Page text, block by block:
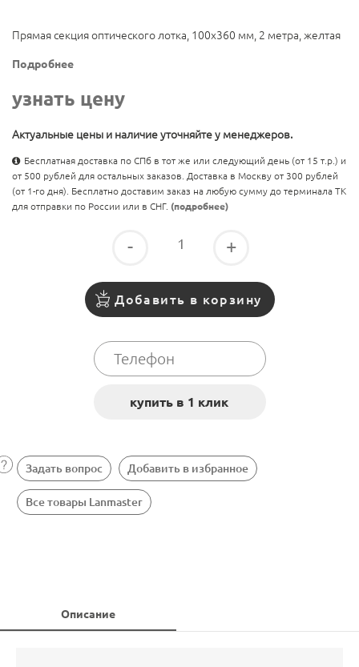
Прямая секция оптического лотка, 100x360 мм, 2 метра, желтая
Подробнее
узнать цену
Актуальные цены и наличие уточняйте у менеджеров.
Бесплатная доставка по СПб в тот же или следующий день (от 15 т.р.) и
от 500 рублей для остальных заказов. Доставка в Москву от 300 рублей
(от 1-го дня). Бесплатно доставим заказ на любую сумму до терминала ТК
для отправки по России или в СНГ. (подробнее)
- +
Добавить в корзину
Задать вопрос Добавить в избранное
Все товары Lanmaster
Описание